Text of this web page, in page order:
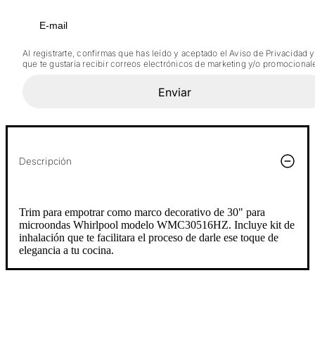
Al registrarte, confirmas que has leído y aceptado el Aviso de Privacidad y
que te gustaría recibir correos electrónicos de marketing y/o
Enviar
Descripción
Trim para empotrar como marco decorativo de 30" para
microondas Whirlpool modelo WMC30516HZ. Incluye kit de
inhalación que te facilitara el proceso de darle ese toque de
elegancia a tu cocina.